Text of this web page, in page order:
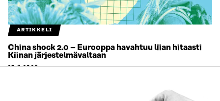
ARTIKKELI
China shock 2.0 – Eurooppa havahtuu liian hitaasti
Kiinan järjestelmävaltaan
25.6.2026